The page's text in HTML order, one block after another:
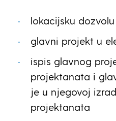
lokacijsku dozvolu
glavni projekt u
ispis glavnog
projektanata i
je u njegovoj
projektanata